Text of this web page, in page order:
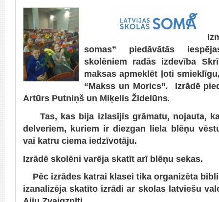
somas” piedāvātās
skolēniem radās izdevība
maksas apmeklēt ļoti
“Makss un Morics”. Izrādē
Artūrs Putniņš un Miķelis Židelūns.
Tas, kas bija izlasījis grāmatu, nojauta,
delveriem, kuriem ir diezgan liela blēņu
vai katru ciema iedzīvotāju.
Izrādē skolēni varēja skatīt arī blēņu sekas.
Pēc izrādes katrai klasei tika organizēta
izanalizēja skatīto izrādi ar skolas latviešu